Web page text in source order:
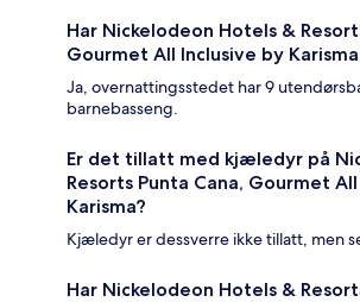
Har Nickelodeon Hotels &
Gourmet All Inclusive by
Ja, overnattingsstedet har 9
barnebasseng.
Er det tillatt med kjæledyr på
Resorts Punta Cana, Gourmet
Karisma?
Kjæledyr er dessverre ikke tillatt, men
Har Nickelodeon Hotels &